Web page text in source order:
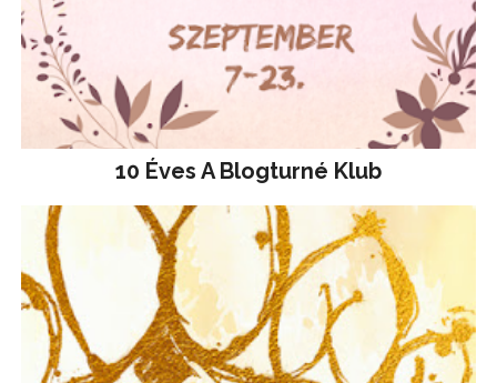
10 Éves A Blogturné Klub